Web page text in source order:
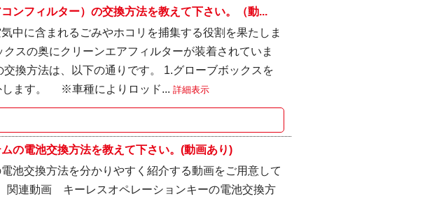
ンフィルター）の交換方法を教えて下さい。（動...
中に含まれるごみやホコリを捕集する役割を果たしま
スの奥にクリーンエアフィルターが装着されていま
換方法は、以下の通りです。 1.グローブボックスを
します。 ※車種によりロッド... 詳細表示
の電池交換方法を教えて下さい。(動画あり)
池交換方法を分かりやすく紹介する動画をご用意して
関連動画 キーレスオペレーションキーの電池交換方